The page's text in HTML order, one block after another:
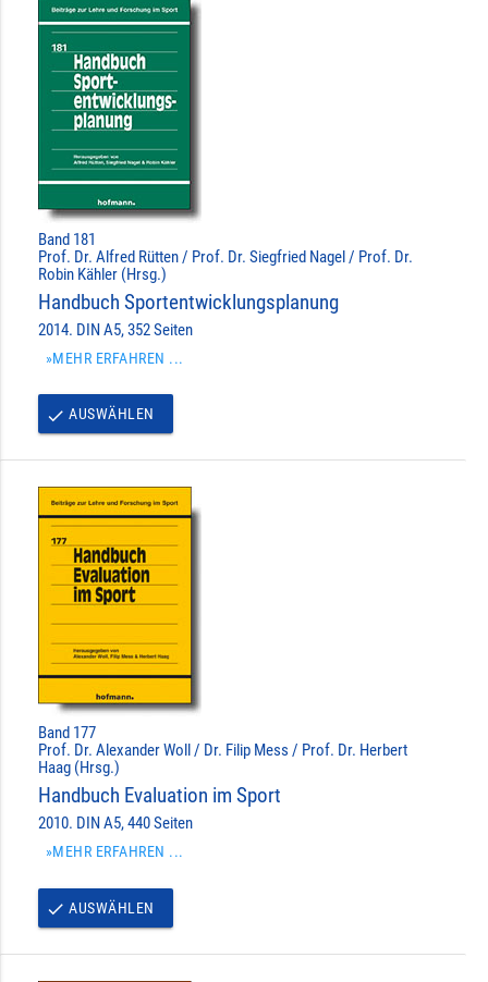
Band 181
Prof. Dr. Alfred Rütten / Prof. Dr. Siegfried Nagel / Prof. Dr.
Robin Kähler (Hrsg.)
Handbuch Sportentwicklungsplanung
2014. DIN A5, 352 Seiten
»MEHR ERFAHREN ...
done AUSWÄHLEN
Band 177
Prof. Dr. Alexander Woll / Dr. Filip Mess / Prof. Dr. Herbert
Haag (Hrsg.)
Handbuch Evaluation im Sport
2010. DIN A5, 440 Seiten
»MEHR ERFAHREN ...
done AUSWÄHLEN